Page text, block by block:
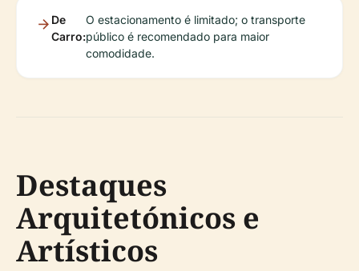
De
Carro:
O estacionamento é limitado; o transporte
público é recomendado para maior
comodidade.
Destaques
Arquitetónicos e
Artísticos